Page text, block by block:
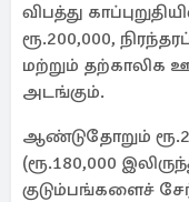
விபத்து
ரூ.200,000,
மற்றும் தற்காலிக
அடங்கும்.
ஆண்டுதோறும்
(ரூ.180,000
குடும்பங்களைச்